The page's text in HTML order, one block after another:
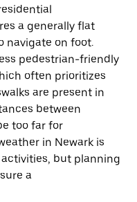
a generally flat
navigate on foot.
pedestrian-friendly
often prioritizes
are present in
between
too far for
in Newark is
but planning
a